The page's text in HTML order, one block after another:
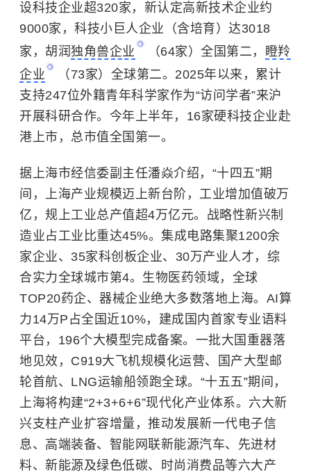
设科技企业超320家，新认定高新技术企业约
9000家，科技小巨人企业（含培育）达3018
家，胡润 独角兽企业 （64家）全国第二，
瞪羚
企业
（73家）全球第二。2025年以来，累计
支持247位外籍青年科学家作为“访问学者”来沪
开展科研合作。今年上半年，16家硬科技企业赴
港上市，总市值全国第一。
据上海市经信委副主任潘焱介绍，“十四五”期
间，上海产业规模迈上新台阶，工业增加值破万
亿，规上工业总产值超4万亿元。战略性新兴制
造业占工业比重达45%。集成电路集聚1200余
家企业、35家科创板企业、30万产业人才，综
合实力全球城市第4。生物医药领域，全球
TOP20药企、器械企业绝大多数落地上海。AI算
力14万P占全国近10%，建成国内首家专业语料
平台，196个大模型完成备案。一批大国重器落
地见效，C919大飞机规模化运营、国产大型邮
轮首航、LNG运输船领跑全球。“十五五”期间，
上海将构建“2+3+6+6”现代化产业体系。六大新
兴支柱产业扩容增量，推动发展新一代电子信
息、高端装备、智能网联新能源汽车、先进材
料、新能源及绿色低碳、时尚消费品等六大产